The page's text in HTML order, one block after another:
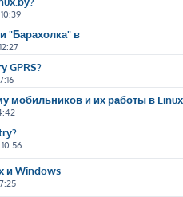
"Барахолка" в
GPRS?
мобильников и их работы в
и Windows